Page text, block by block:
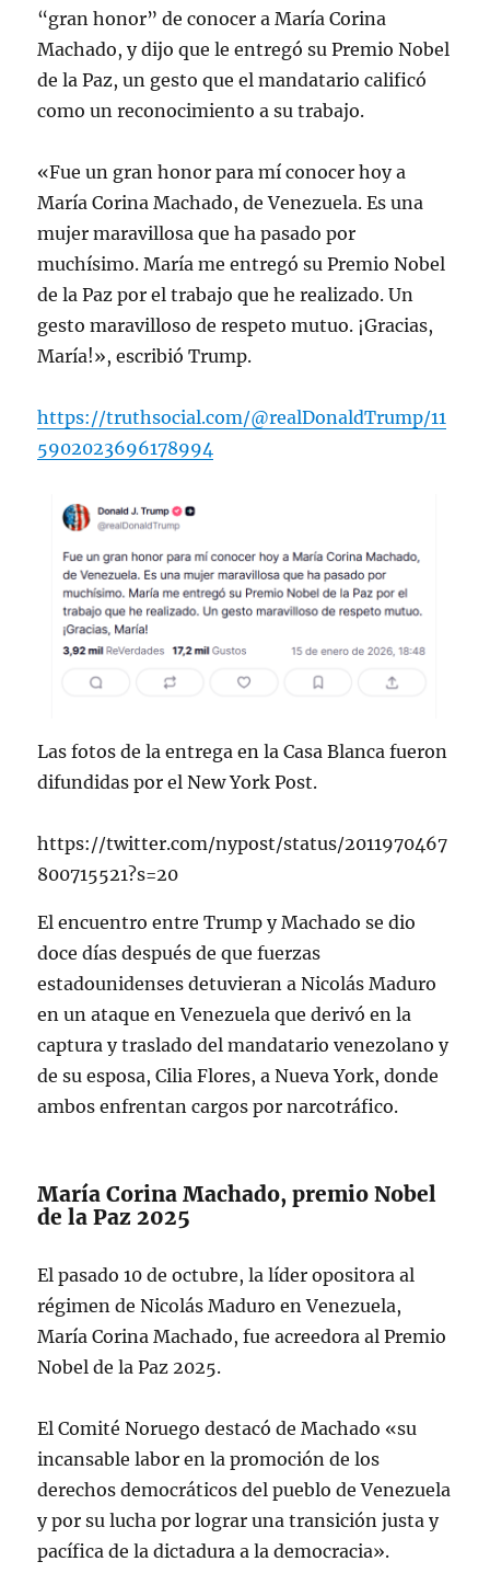
“gran honor” de conocer a María Corina
Machado, y dijo que le entregó su Premio Nobel
de la Paz, un gesto que el mandatario calificó
como un reconocimiento a su trabajo.
«Fue un gran honor para mí conocer hoy a
María Corina Machado, de Venezuela. Es una
mujer maravillosa que ha pasado por
muchísimo. María me entregó su Premio Nobel
de la Paz por el trabajo que he realizado. Un
gesto maravilloso de respeto mutuo. ¡Gracias,
María!», escribió Trump.
https://truthsocial.com/@realDonaldTrump/11
5902023696178994
Las fotos de la entrega en la Casa Blanca fueron
difundidas por el New York Post.
https://twitter.com/nypost/status/2011970467
800715521?s=20
El encuentro entre Trump y Machado se dio
doce días después de que fuerzas
estadounidenses detuvieran a Nicolás Maduro
en un ataque en Venezuela que derivó en la
captura y traslado del mandatario venezolano y
de su esposa, Cilia Flores, a Nueva York, donde
ambos enfrentan cargos por narcotráfico.
María Corina Machado, premio Nobel
de la Paz 2025
El pasado 10 de octubre, la líder opositora al
régimen de Nicolás Maduro en Venezuela,
María Corina Machado, fue acreedora al Premio
Nobel de la Paz 2025.
El Comité Noruego destacó de Machado «su
incansable labor en la promoción de los
derechos democráticos del pueblo de Venezuela
y por su lucha por lograr una transición justa y
pacífica de la dictadura a la democracia».